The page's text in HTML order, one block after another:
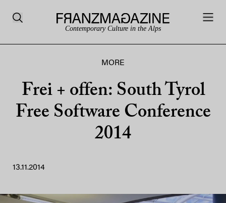
Contemporary Culture in the Alps
MORE
Frei + offen: South Tyrol
Free Software Conference
2014
13.11.2014